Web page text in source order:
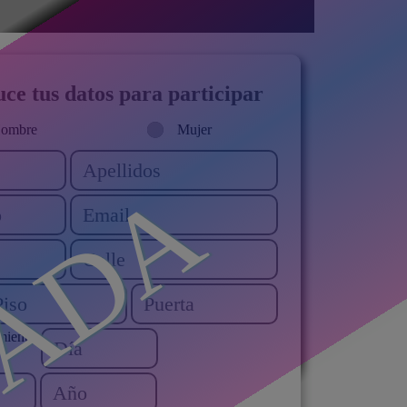
tus datos para participar
Mujer